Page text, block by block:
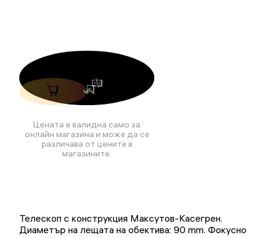
Цената е валидна само за
онлайн магазина и може да се
различава от цените в
магазините.
Телескоп с конструкция Максутов-Касегрен.
Диаметър на лещата на обектива: 90 mm. Фокусно